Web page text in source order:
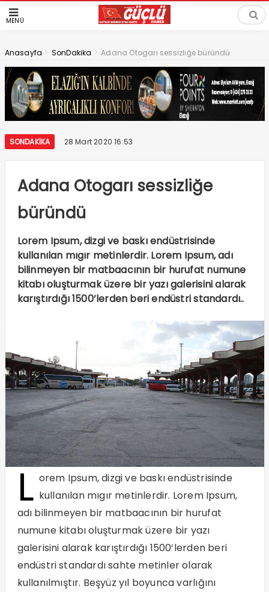
MENÜ
Anasayfa > SonDakika >Adana Otogarı sessizliğe büründü
SONDAKIKA 28 Mart 2020 16:53
Adana Otogarı sessizliğe
büründü
Lorem Ipsum, dizgi ve baskı endüstrisinde
kullanılan mıgır metinlerdir. Lorem Ipsum, adı
bilinmeyen bir matbaacının bir hurufat numune
kitabı oluşturmak üzere bir yazı galerisini alarak
karıştırdığı 1500’lerden beri endüstri standardı..
L orem Ipsum, dizgi ve baskı endüstrisinde
kullanılan mıgır metinlerdir. Lorem Ipsum,
adı bilinmeyen bir matbaacının bir hurufat
numune kitabı oluşturmak üzere bir yazı
galerisini alarak karıştırdığı 1500’lerden beri
endüstri standardı sahte metinler olarak
kullanılmıştır. Beşyüz yıl boyunca varlığını